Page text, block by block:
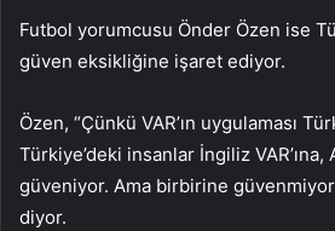
Futbol yorumcusu Önder Özen ise
güven eksikliğine işaret ediyor.
Özen, “Çünkü VAR’ın uygulaması
Türkiye’deki insanlar İngiliz VAR’ına,
güveniyor. Ama birbirine
diyor.